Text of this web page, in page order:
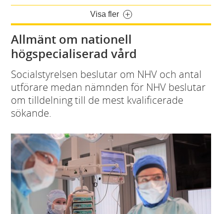
Visa fler
Allmänt om nationell
högspecialiserad vård
Socialstyrelsen beslutar om NHV och antal
utförare medan nämnden för NHV beslutar
om tilldelning till de mest kvalificerade
sökande.